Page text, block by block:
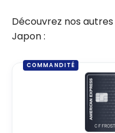
Découvrez nos
Japon :
COMMANDITÉ